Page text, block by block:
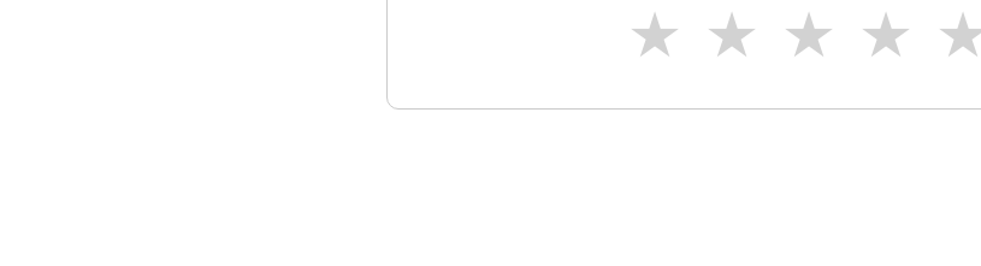
5
4
3
2
1